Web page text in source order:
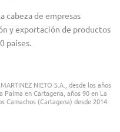
cabeza de empresas
y exportación de productos
países.
NIETO S.A., desde los años
en Cartagena, años 90 en La
Camachos (Cartagena) desde 2014.